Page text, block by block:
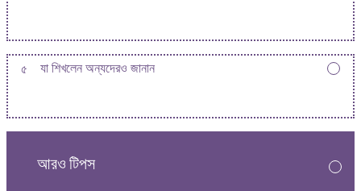
৫ যা শিখলেন অন্যদেরও জানান
আরও টিপস